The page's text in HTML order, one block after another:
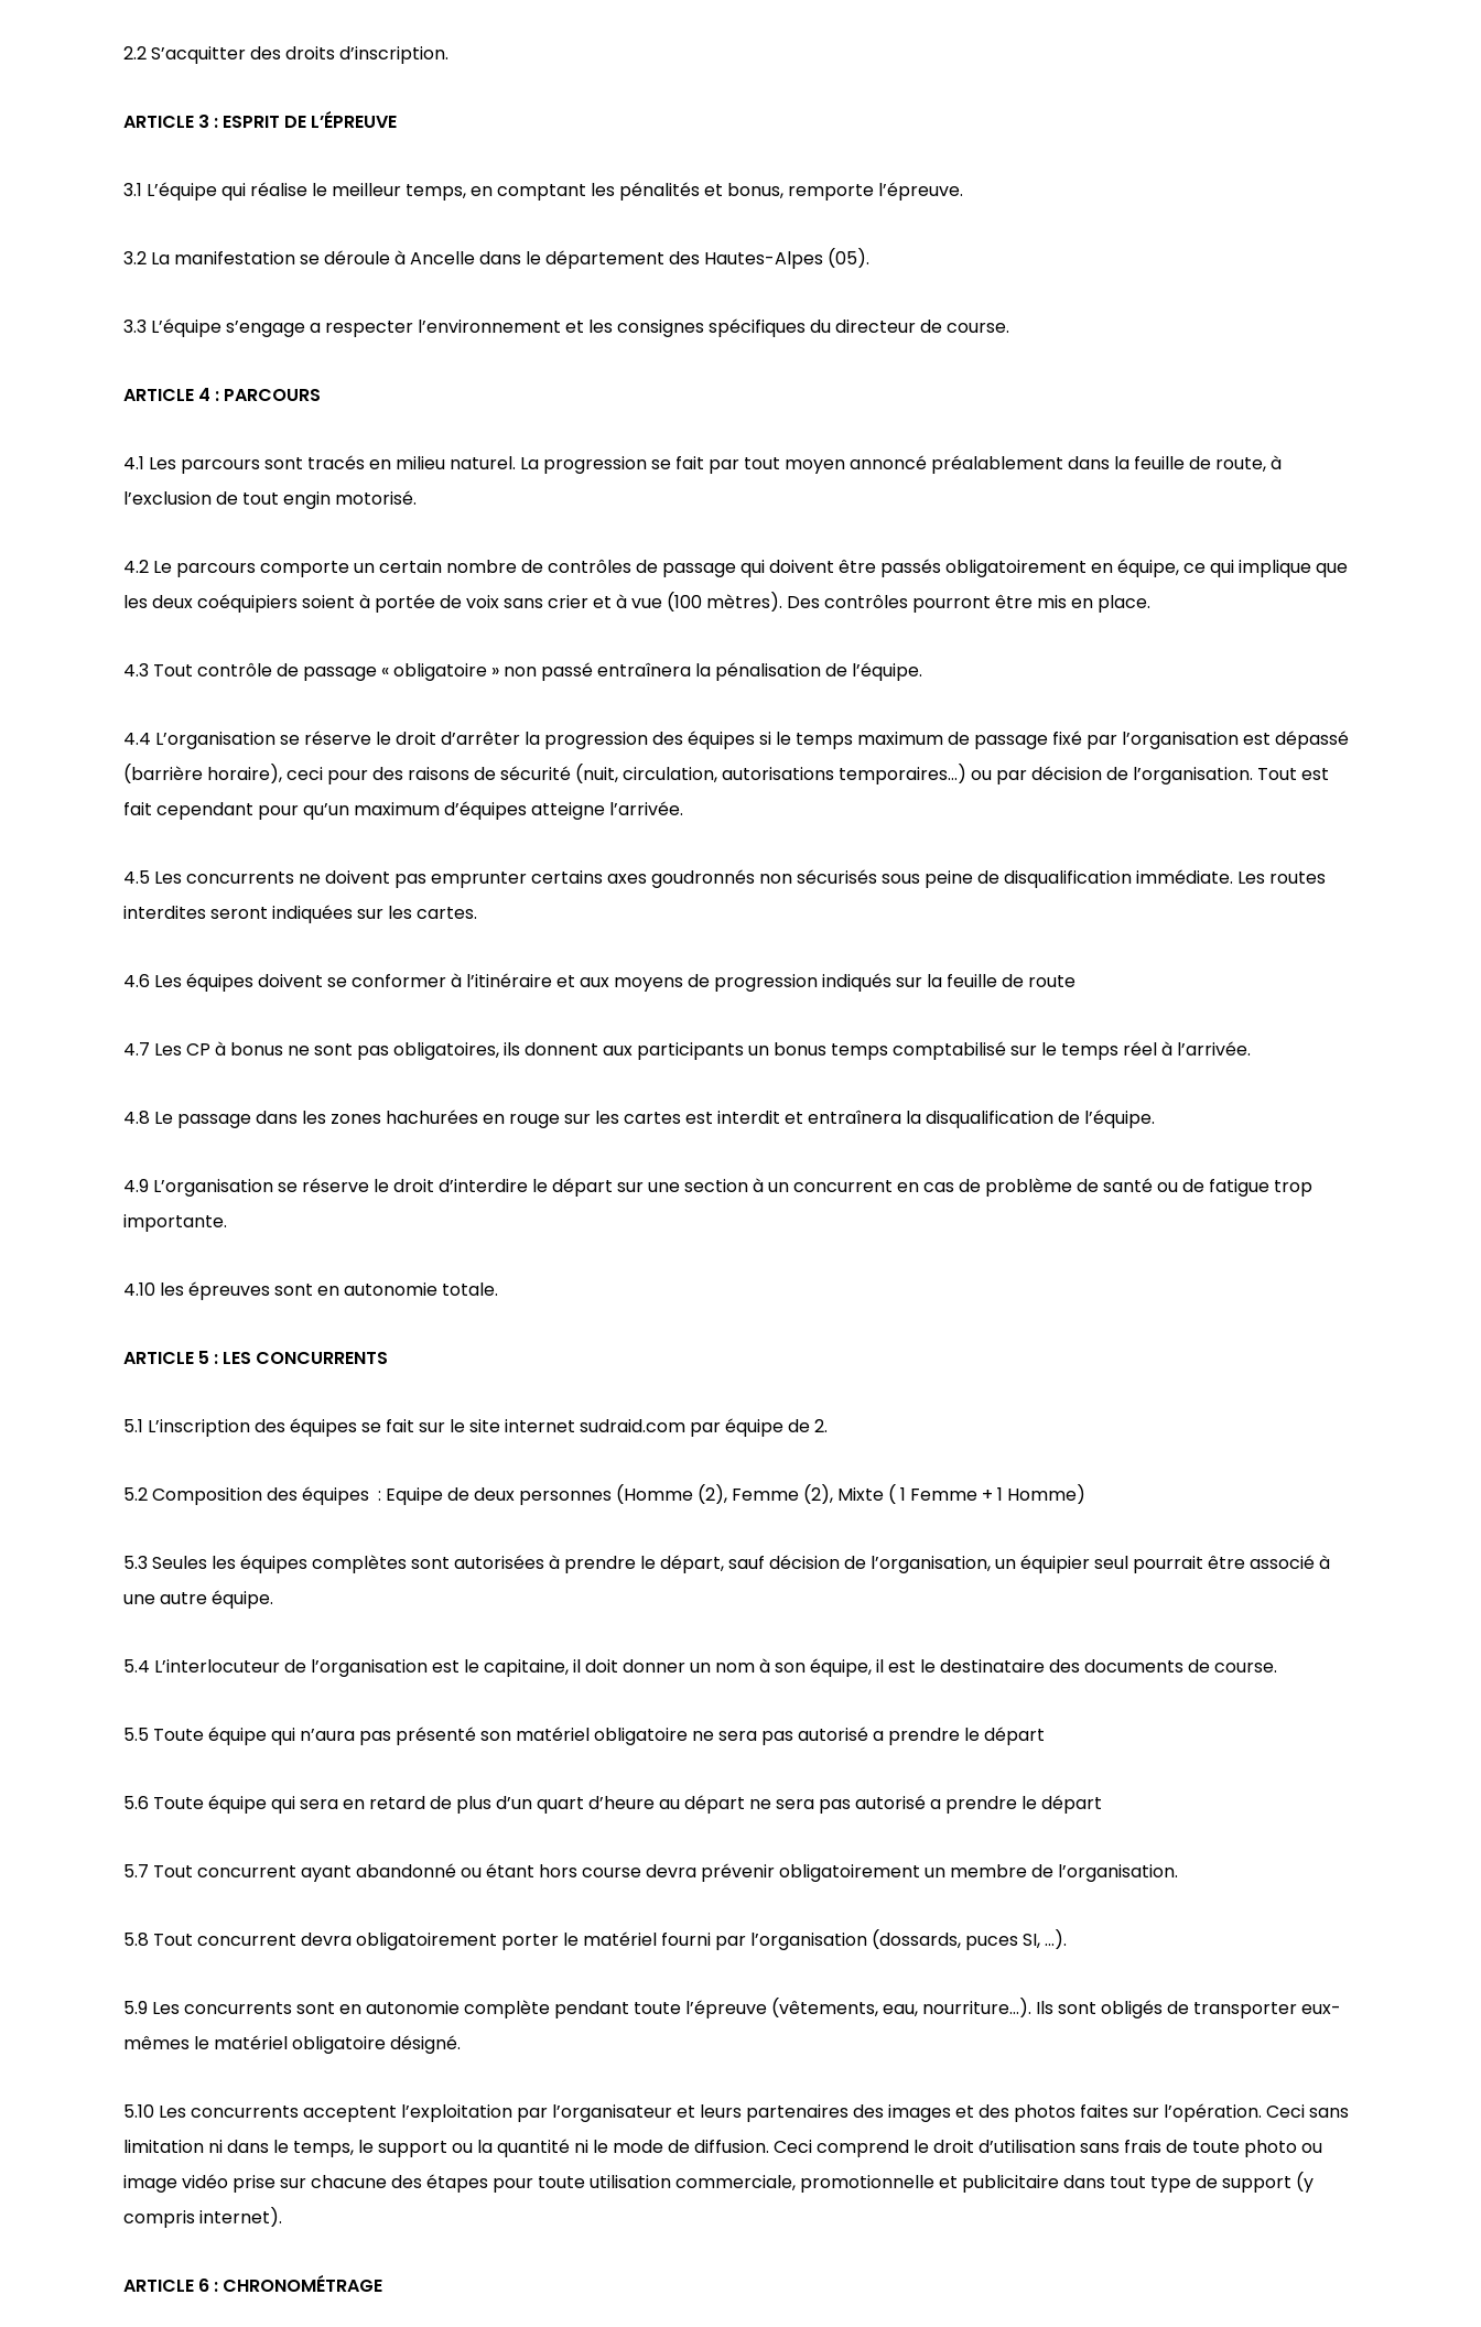
2.2 S’acquitter des droits d’inscription.
ARTICLE 3 : ESPRIT DE L’ÉPREUVE
3.1 L’équipe qui réalise le meilleur temps, en comptant les pénalités et bonus, remporte l’épreuve.
3.2 La manifestation se déroule à Ancelle dans le département des Hautes-Alpes (05).
3.3 L’équipe s’engage a respecter l’environnement et les consignes spécifiques du directeur de course.
ARTICLE 4 : PARCOURS
4.1 Les parcours sont tracés en milieu naturel. La progression se fait par tout moyen annoncé préalablement dans la feuille de route, à
l’exclusion de tout engin motorisé.
4.2 Le parcours comporte un certain nombre de contrôles de passage qui doivent être passés obligatoirement en équipe, ce qui implique que
les deux coéquipiers soient à portée de voix sans crier et à vue (100 mètres). Des contrôles pourront être mis en place.
4.3 Tout contrôle de passage « obligatoire » non passé entraînera la pénalisation de l’équipe.
4.4 L’organisation se réserve le droit d’arrêter la progression des équipes si le temps maximum de passage fixé par l’organisation est dépassé
(barrière horaire), ceci pour des raisons de sécurité (nuit, circulation, autorisations temporaires…) ou par décision de l’organisation. Tout est
fait cependant pour qu’un maximum d’équipes atteigne l’arrivée.
4.5 Les concurrents ne doivent pas emprunter certains axes goudronnés non sécurisés sous peine de disqualification immédiate. Les routes
interdites seront indiquées sur les cartes.
4.6 Les équipes doivent se conformer à l’itinéraire et aux moyens de progression indiqués sur la feuille de route
4.7 Les CP à bonus ne sont pas obligatoires, ils donnent aux participants un bonus temps comptabilisé sur le temps réel à l’arrivée.
4.8 Le passage dans les zones hachurées en rouge sur les cartes est interdit et entraînera la disqualification de l’équipe.
4.9 L’organisation se réserve le droit d’interdire le départ sur une section à un concurrent en cas de problème de santé ou de fatigue trop
importante.
4.10 les épreuves sont en autonomie totale.
ARTICLE 5 : LES CONCURRENTS
5.1 L’inscription des équipes se fait sur le site internet sudraid.com par équipe de 2.
5.2 Composition des équipes : Equipe de deux personnes (Homme (2), Femme (2), Mixte ( 1 Femme + 1 Homme)
5.3 Seules les équipes complètes sont autorisées à prendre le départ, sauf décision de l’organisation, un équipier seul pourrait être associé à
une autre équipe.
5.4 L’interlocuteur de l’organisation est le capitaine, il doit donner un nom à son équipe, il est le destinataire des documents de course.
5.5 Toute équipe qui n’aura pas présenté son matériel obligatoire ne sera pas autorisé a prendre le départ
5.6 Toute équipequi sera en retard de plus d’un quart d’heure au départ ne sera pas autorisé a prendre le départ
5.7 Tout concurrent ayant abandonné ou étant hors course devra prévenir obligatoirement un membre de l’organisation.
5.8 Tout concurrent devra obligatoirement porter le matériel fourni par l’organisation (dossards, puces SI, …).
5.9 Les concurrents sont en autonomie complète pendant toute l’épreuve (vêtements, eau, nourriture…). Ils sont obligés de transporter eux-
mêmes le matériel obligatoire désigné.
5.10 Les concurrents acceptent l’exploitation par l’organisateur et leurs partenaires des images et des photos faites sur l’opération. Ceci sans
limitation ni dans le temps, le support ou la quantité ni le mode de diffusion. Ceci comprend le droit d’utilisation sans frais de toute photo ou
image vidéo prise sur chacune des étapes pour toute utilisation commerciale, promotionnelle et publicitaire dans tout type de support (y
compris internet).
ARTICLE 6 : CHRONOMÉTRAGE